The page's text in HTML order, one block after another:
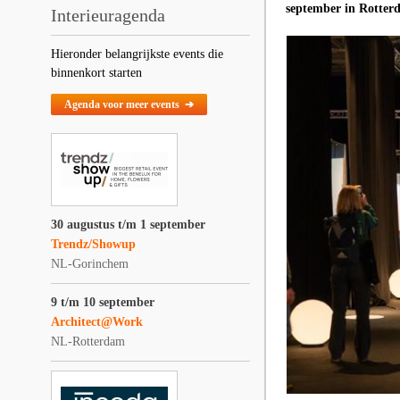
Interieuragenda
Hieronder belangrijkste events die
binnenkort starten
Agenda voor meer events ➔
30 augustus t/m 1 september
Trendz/Showup
NL-Gorinchem
9 t/m 10 september
Architect@Work
NL-Rotterdam
september in